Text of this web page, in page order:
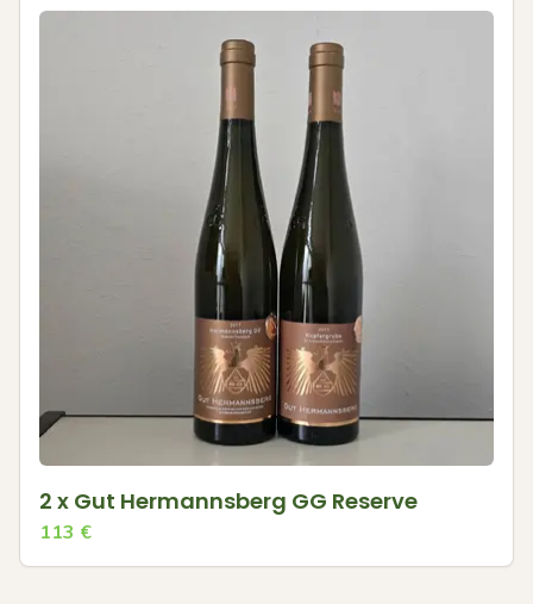
2 x Gut Hermannsberg GG Reserve
113 €